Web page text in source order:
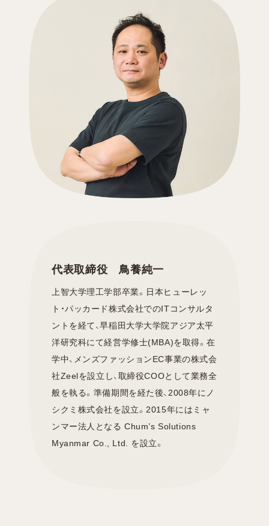
代表取締役 鳥養純一
上智大学理工学部卒業。日本ヒューレッ
ト・パッカード株式会社でのITコンサルタ
ントを経て、早稲田大学大学院アジア太平
洋研究科にて経営学修士(MBA)を取得。在
学中、メンズファッションEC事業の株式会
社Zeelを設立し、取締役COOとして業務全
般を執る。準備期間を経た後、2008年にノ
シクミ株式会社を設立。2015年にはミャ
ンマー法人となる Chum’s Solutions
Myanmar Co., Ltd. を設立。